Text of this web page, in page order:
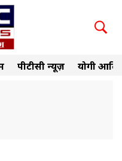
पीटीसी न्यूज़ योगी